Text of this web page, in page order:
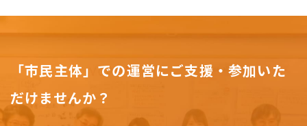
「市民主体」での運営にご支援・参加いた
だけませんか？